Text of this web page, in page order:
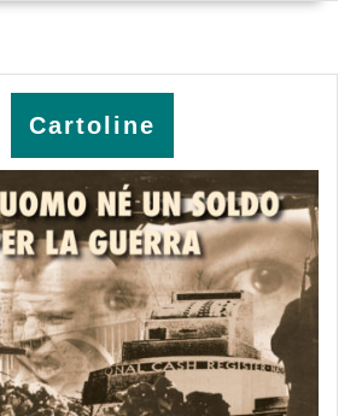
Cartoline